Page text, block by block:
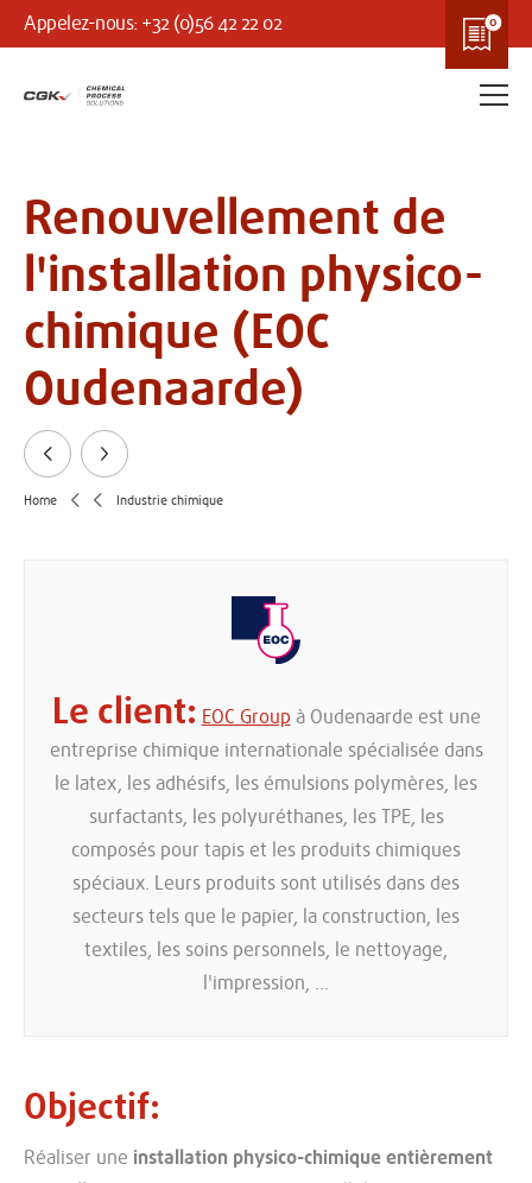
Appelez-nous: +32 (0)56 42 22 02
Renouvellement de
l'installation physico-
chimique (EOC
Oudenaarde)
PrécédentSuivant
Home Industrie chimique
Le client EOC Groupà Oudenaarde est une
entreprise chimique internationale spécialisée dans
le latex, les adhésifs, les émulsions polymères, les
surfactants, les polyuréthanes, les TPE, les
composés pour tapis et les produits chimiques
spéciaux. Leurs produits sont utilisés dans des
secteurs tels que le papier, la construction, les
textiles, les soins personnels, le nettoyage,
l'impression, ...
Objectif
Réaliser une installation physico-chimique entièrement